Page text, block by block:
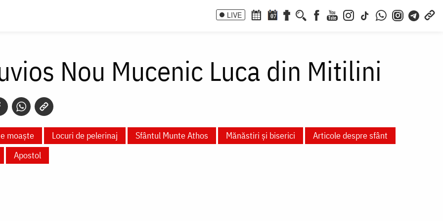
LIVE 07
Nou Mucenic Luca din Mitilini
moaște Locuri de pelerinaj Sfântul Munte Athos Mănăstiri și biserici
Articole despre sfânt
Apostol